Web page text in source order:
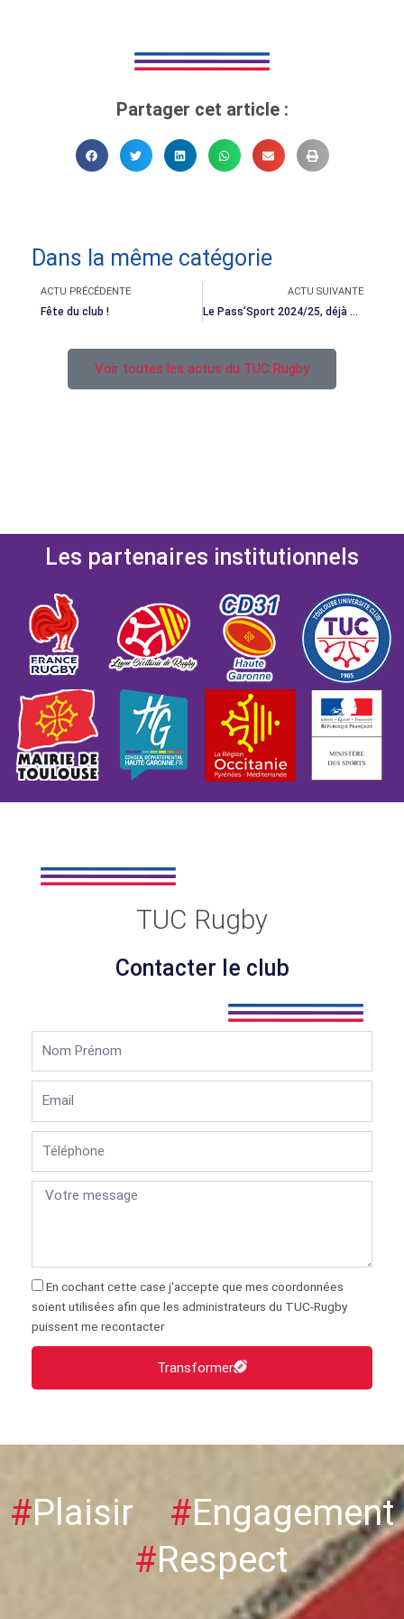
Partager cet article :
Dans la même catégorie
ACTU PRÉCÉDENTE
Fête du club !
ACTU SUIVANTE
Le Pass’Sport 2024/25, déjà en service !
Voir toutes les actus du TUC Rugby
Les partenaires institutionnels
TUC Rugby
Contacter le club
Prénom
En cochant cette case j'accepte que mes coordonnées
soient utilisées afin que les administrateurs du TUC-Rugby
puissent me recontacter
Transformer
#Plaisir #Engagement
#Respect